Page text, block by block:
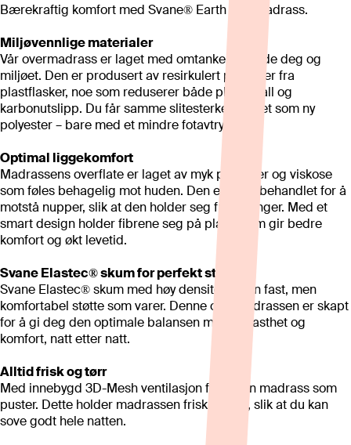
Bærekraftig komfort med Svane® Earth overmadrass.
Miljøvennlige materialer
Vår overmadrass er laget med omtanke for både deg og
miljøet. Den er produsert av resirkulert polyester fra
plastflasker, noe som reduserer både plastavfall og
karbonutslipp. Du får samme slitesterke kvalitet som ny
polyester – bare med et mindre fotavtrykk!
Optimal liggekomfort
Madrassens overflate er laget av myk polyester og viskose
som føles behagelig mot huden. Den er også behandlet for å
motstå nupper, slik at den holder seg fresh lenger. Med et
smart design holder fibrene seg på plass, som gir bedre
komfort og økt levetid.
Svane Elastec® skum for perfekt støtte
Svane Elastec® skum med høy densitet gir en fast, men
komfortabel støtte som varer. Denne overmadrassen er skapt
for å gi deg den optimale balansen mellom fasthet og
komfort, natt etter natt.
Alltid frisk og tørr
Med innebygd 3D-Mesh ventilasjon får du en madrass som
puster. Dette holder madrassen frisk og tørr, slik at du kan
sove godt hele natten.